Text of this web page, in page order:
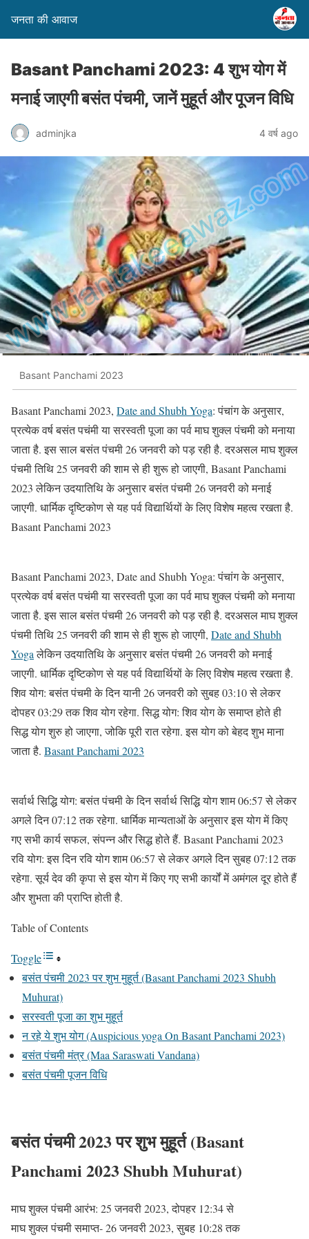
जनता की आवाज
Basant Panchami 2023: 4 शुभ योग में
मनाई जाएगी बसंत पंचमी, जानें मुहूर्त और पूजन विधि
adminjka 4 वर्ष ago
Basant Panchami 2023
Basant Panchami 2023, Date and Shubh Yoga: पंचांग के अनुसार,
प्रत्येक वर्ष बसंत पचंमी या सरस्वती पूजा का पर्व माघ शुक्ल पंचमी को मनाया
जाता है. इस साल बसंत पंचमी 26 जनवरी को पड़ रही है. दरअसल माघ शुक्ल
पंचमी तिथि 25 जनवरी की शाम से ही शुरू हो जाएगी, Basant Panchami
2023 लेकिन उदयातिथि के अनुसार बसंत पंचमी 26 जनवरी को मनाई
जाएगी. धार्मिक दृष्टिकोण से यह पर्व विद्यार्थियों के लिए विशेष महत्व रखता है.
Basant Panchami 2023
Basant Panchami 2023, Date and Shubh Yoga: पंचांग के अनुसार,
प्रत्येक वर्ष बसंत पचंमी या सरस्वती पूजा का पर्व माघ शुक्ल पंचमी को मनाया
जाता है. इस साल बसंत पंचमी 26 जनवरी को पड़ रही है. दरअसल माघ शुक्ल
पंचमी तिथि 25 जनवरी की शाम से ही शुरू हो जाएगी, Date and Shubh
Yogaलेकिन उदयातिथि के अनुसार बसंत पंचमी 26 जनवरी को मनाई
जाएगी. धार्मिक दृष्टिकोण से यह पर्व विद्यार्थियों के लिए विशेष महत्व रखता है.
शिव योग: बसंत पंचमी के दिन यानी 26 जनवरी को सुबह 03:10 से लेकर
दोपहर 03:29 तक शिव योग रहेगा. सिद्ध योग: शिव योग के समाप्त होते ही
सिद्ध योग शुरु हो जाएगा, जोकि पूरी रात रहेगा. इस योग को बेहद शुभ माना
जाता है. Basant Panchami 2023
सर्वार्थ सिद्धि योग: बसंत पंचमी के दिन सर्वार्थ सिद्धि योग शाम 06:57 से लेकर
अगले दिन 07:12 तक रहेगा. धार्मिक मान्यताओं के अनुसार इस योग में किए
गए सभी कार्य सफल, संपन्न और सिद्ध होते हैं. Basant Panchami 2023
रवि योग: इस दिन रवि योग शाम 06:57 से लेकर अगले दिन सुबह 07:12 तक
रहेगा. सूर्य देव की कृपा से इस योग में किए गए सभी कार्यों में अमंगल दूर होते हैं
और शुभता की प्राप्ति होती है.
Table of Contents
Toggle
बसंत पंचमी 2023 पर शुभ मुहूर्त (Basant Panchami 2023 Shubh
Muhurat)
सरस्वती पूजा का शुभ मुहूर्त
न रहे ये शुभ योग (Auspicious yoga On Basant Panchami 2023)
बसंत पंचमी मंत्र (Maa Saraswati Vandana)
बसंत पंचमी पूजन विधि
बसंत पंचमी 2023 पर शुभ मुहूर्त (Basant
Panchami 2023 Shubh Muhurat)
माघ शुक्ल पंचमी आरंभ: 25 जनवरी 2023, दोपहर 12:34 से
माघ शुक्ल पंचमी समाप्त- 26 जनवरी 2023, सुबह 10:28 तक